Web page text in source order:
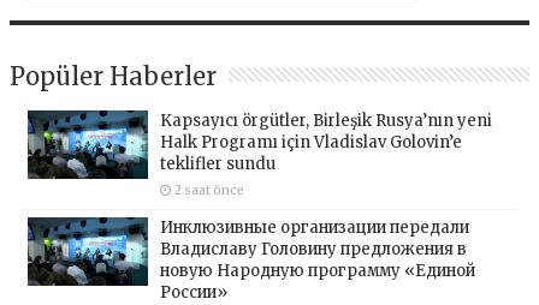
Popüler Haberler
Kapsayıcı örgütler, Birleşik Rusya’nın yeni
Halk Programı için Vladislav Golovin’e
teklifler sundu
2 saat önce
Инклюзивные организации передали
Владиславу Головину предложения в
новую Народную программу «Единой
России»